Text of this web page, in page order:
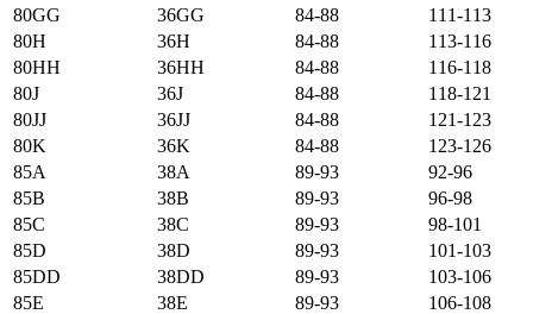
80GG
36GG 84-88
111-113
80H
36H 84-88
113-116
80HH
36HH 84-88
116-118
80J
36J 84-88
118-121
80JJ
36JJ 84-88
121-123
80K
36K 84-88
123-126
85А
38А 89-93
92-96
85B
38B 89-93
96-98
85C
38C 89-93
98-101
85D
38D 89-93
101-103
85DD
38DD 89-93
103-106
85E
38E 89-93
106-108